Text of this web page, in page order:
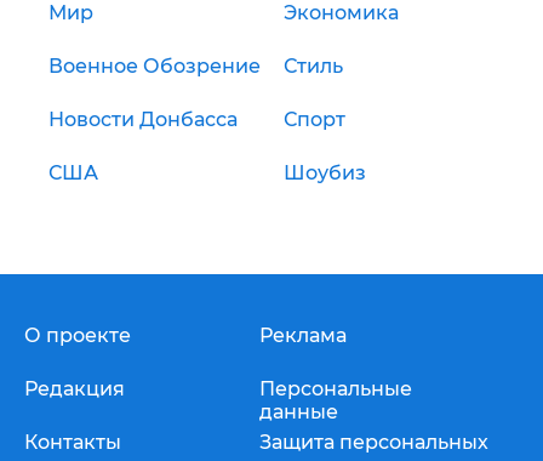
Мир Экономика
Военное Обозрение Стиль
Новости Донбасса Спорт
США Шоубиз
О проекте
Редакция
Контакты
Реклама
Персональные
данные
Защита персональных